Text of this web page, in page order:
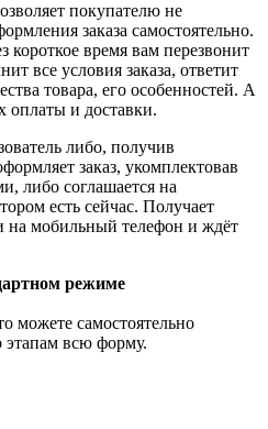
покупателю не
заказа самостоятельно.
короткое время вам перезвонит
все условия заказа, ответит
товара, его особенностей. А
оплаты и доставки.
либо, получив
заказ, укомплектовав
либо соглашается на
есть сейчас. Получает
на мобильный телефон и ждёт
режиме
можете самостоятельно
этапам всю форму.